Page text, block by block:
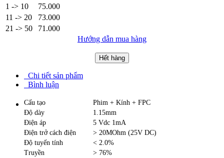
1 -> 10
75.000
11 -> 20
73.000
21 -> 50
71.000
Hướng dẫn mua hàng
Hết hàng
Chi tiết sản phẩm
Bình luận
Cấu tạo
Phim + Kính + FPC
Độ dày
1.15mm
Điện áp
5 Vdc 1mA
Điện trở cách điện
> 20MOhm (25V DC)
Độ tuyến tính
< 2.0%
Truyền
> 76%